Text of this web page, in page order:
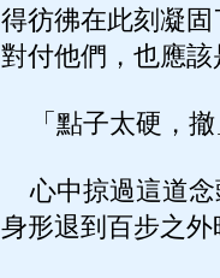
得彷彿在此刻凝
對付他們，也應該
「點子太硬，撤
心中掠過這道念
身形退到百步之外